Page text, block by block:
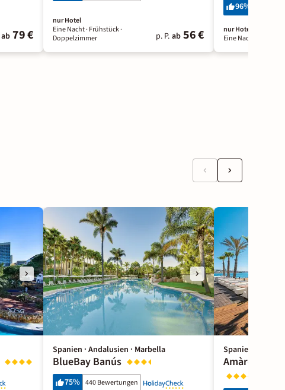
ab 79 €
nur Hotel
Eine Nacht· Frühstück·
Doppelzimmer
p. P. ab 56 €
96%
nur Hotel
Eine Nacht
Spanien · Andalusien · Marbella
BlueBay Banús
75% 440 Bewertungen
Spanien ·
Amàre